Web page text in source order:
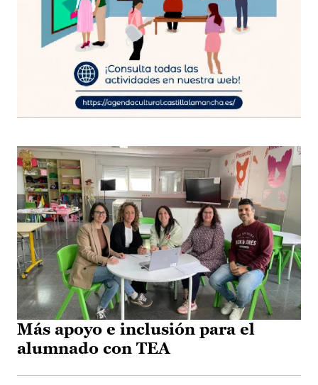
Más apoyo e inclusión para el
alumnado con TEA